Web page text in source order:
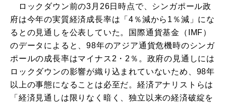
ロックダウン前の3月26日時点で、シンガポール政
府は今年の実質経済成長率は「4％減から1％減」にな
るとの見通しを公表していた。国際通貨基金（IMF）
のデータによると、98年のアジア通貨危機時のシンガ
ポールの成長率はマイナス2・2％。政府の見通しには
ロックダウンの影響が織り込まれていないため、98年
以上の事態になることは必至だ。経済アナリストらは
「経済見通しは限りなく暗く、独立以来の経済破綻を